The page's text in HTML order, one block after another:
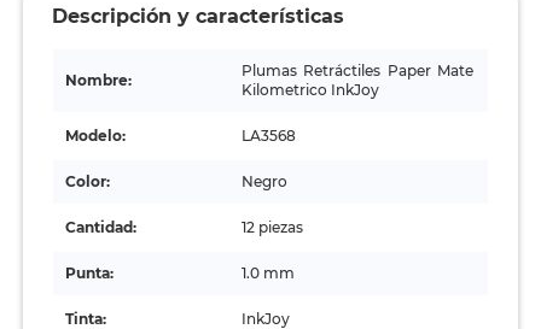
Descripción y características
Nombre:
Plumas Retráctiles Paper Mate
Kilometrico InkJoy
Modelo: LA3568
Color: Negro
Cantidad: 12 piezas
Punta: 1.0 mm
Tinta: InkJoy